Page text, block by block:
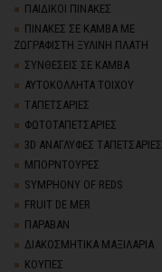
ΠΑΙΔΙΚΟΙ ΠΙΝΑΚΕΣ
ΠΙΝΑΚΕΣ ΣΕ ΚΑΜΒΑ ΜΕ
ΖΩΓΡΑΦΙΣΤΗ ΞΥΛΙΝΗ ΠΛΑΤΗ
ΣΥΝΘΕΣΕΙΣ ΣΕ ΚΑΜΒΑ
ΑΥΤΟΚΟΛΛΗΤΑ ΤΟΙΧΟΥ
TΑΠΕΤΣΑΡΙΕΣ
ΦΩΤΟΤΑΠΕΤΣΑΡΙΕΣ
3D AΝΑΓΛΥΦΕΣ TΑΠΕΤΣΑΡΙΕΣ
ΜΠΟΡΝΤΟΥΡΕΣ
SYMPHONY OF REDS
FRUIT DE MER
ΠΑΡΑΒΑΝ
ΔΙΑΚΟΣΜΗΤΙΚΑ ΜΑΞΙΛΑΡΙΑ
ΚΟΥΠΕΣ